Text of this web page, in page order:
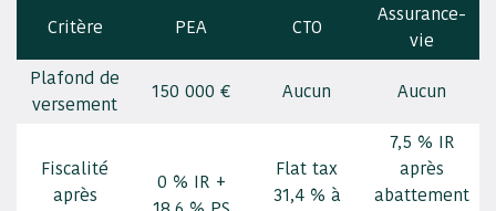
Critère PEA CTO
Assurance-
vie
Plafond de
versement
150 000 € Aucun Aucun
Fiscalité
après
0 % IR +
Flat tax
31,4 % à
7,5 % IR
après
abattement